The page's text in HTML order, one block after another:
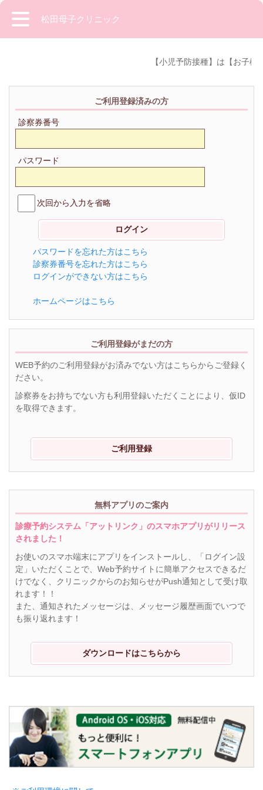
松田母子クリニック
【小児予防接種】は【お子様
ご利用登録済みの方
診察券番号
パスワード
次回から入力を省略
パスワードを忘れた方はこちら
診察券番号を忘れた方はこちら
ログインができない方はこちら
ホームページはこちら
ご利用登録がまだの方
WEB予約のご利用登録がお済みでない方はこちらからご登録く
ださい。
診察券をお持ちでない方も利用登録いただくことにより、仮ID
を取得できます。
ご利用登録
無料アプリのご案内
診療予約システム「アットリンク」のスマホアプリがリリース
されました！
お使いのスマホ端末にアプリをインストールし、「ログイン設
定」いただくことで、Web予約サイトに簡単アクセスできるだ
けでなく、クリニックからのお知らせがPush通知として受け取
れます！！
また、通知されたメッセージは、メッセージ履歴画面でいつで
も振り返れます！
ダウンロードはこちらから